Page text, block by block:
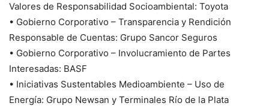
Valores de Responsabilidad Socioambiental: Toyota
• Gobierno Corporativo – Transparencia y Rendición
Responsable de Cuentas: Grupo Sancor Seguros
• Gobierno Corporativo – Involucramiento de Partes
Interesadas: BASF
• Iniciativas Sustentables Medioambiente – Uso de
Energía: Grupo Newsan y Terminales Río de la Plata